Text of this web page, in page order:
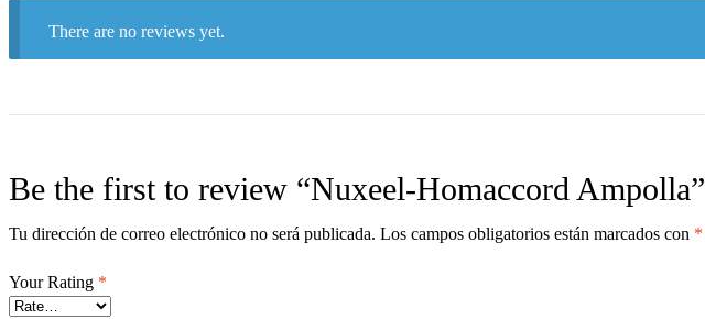
There are no reviews yet.
Be the first to review “Nuxeel-Homaccord Ampolla”
Tu dirección de correo electrónico no será publicada. Los campos obligatorios están marcados con *
Your Rating *